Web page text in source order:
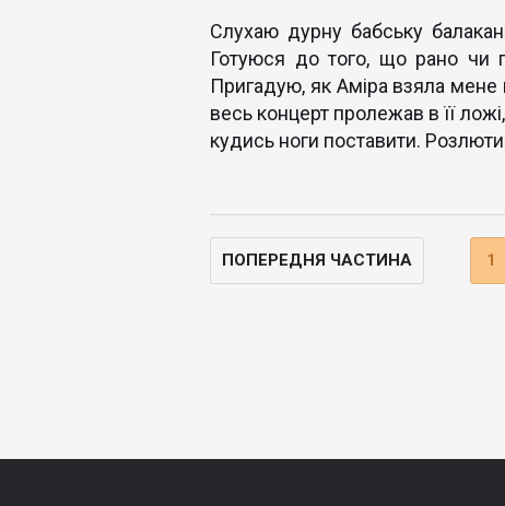
Слухаю дурну бабську
Готуюся до того, що рано чи
Пригадую, як Аміра взяла мене
весь концерт пролежав в її
кудись ноги поставити.
ПОПЕРЕДНЯ ЧАСТИНА 1